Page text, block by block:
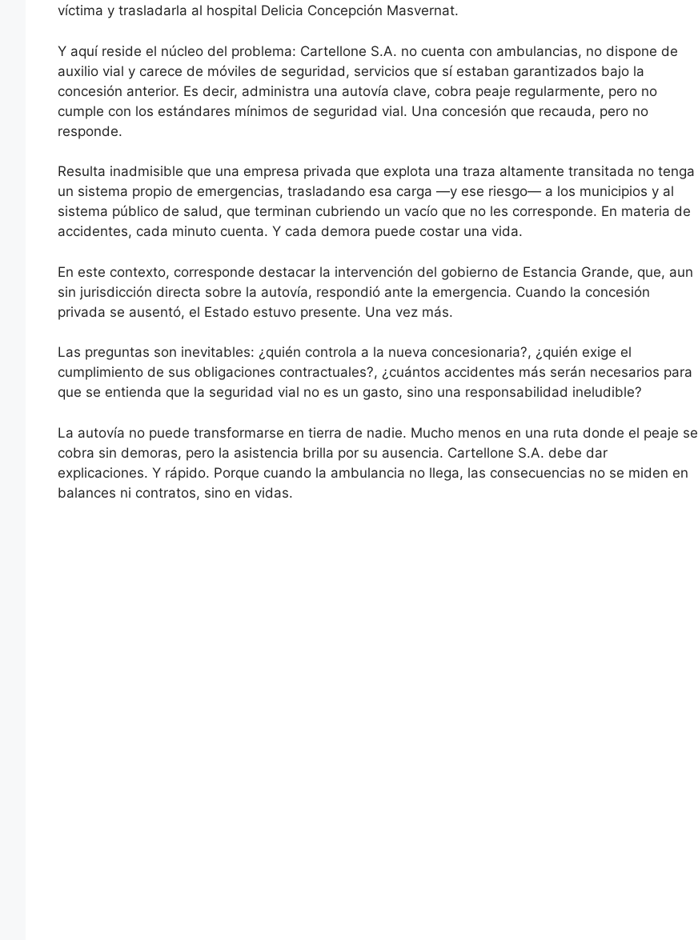
víctima y trasladarla al hospital Delicia Concepción Masvernat.
Y aquí reside el núcleo del problema: Cartellone S.A. no cuenta con ambulancias, no dispone de
auxilio vial y carece de móviles de seguridad, servicios que sí estaban garantizados bajo la
concesión anterior. Es decir, administra una autovía clave, cobra peaje regularmente, pero no
cumple con los estándares mínimos de seguridad vial. Una concesión que recauda, pero no
responde.
Resulta inadmisible que una empresa privada que explota una traza altamente transitada no tenga
un sistema propio de emergencias, trasladando esa carga —y ese riesgo— a los municipios y al
sistema público de salud, que terminan cubriendo un vacío que no les corresponde. En materia de
accidentes, cada minuto cuenta. Y cada demora puede costar una vida.
En este contexto, corresponde destacar la intervención del gobierno de Estancia Grande, que, aun
sin jurisdicción directa sobre la autovía, respondió ante la emergencia. Cuando la concesión
privada se ausentó, el Estado estuvo presente. Una vez más.
Las preguntas son inevitables: ¿quién controla a la nueva concesionaria?, ¿quién exige el
cumplimiento de sus obligaciones contractuales?, ¿cuántos accidentes más serán necesarios para
que se entienda que la seguridad vial no es un gasto, sino una responsabilidad ineludible?
La autovía no puede transformarse en tierra de nadie. Mucho menos en una ruta donde el peaje se
cobra sin demoras, pero la asistencia brilla por su ausencia. Cartellone S.A. debe dar
explicaciones. Y rápido. Porque cuando la ambulancia no llega, las consecuencias no se miden en
balances ni contratos, sino en vidas.